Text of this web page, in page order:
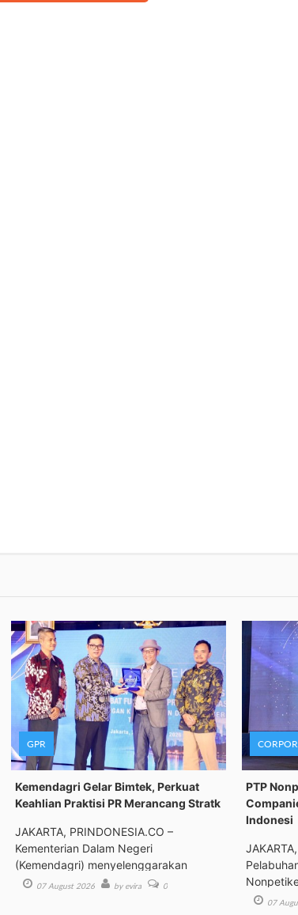
GPR
Kemendagri Gelar Bimtek, Perkuat
Keahlian Praktisi PR Merancang Stratk
JAKARTA, PRINDONESIA.CO –
Kementerian Dalam Negeri
(Kemendagri) menyelenggarakan
Bimbingan Tek
07 August 2026 by evira 0
PTP
Indonesi
pre 07